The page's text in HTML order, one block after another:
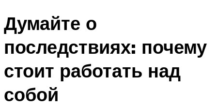
Думайте о
последствиях: почему
стоит работать над
собой